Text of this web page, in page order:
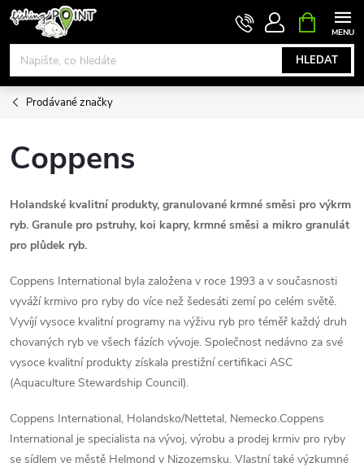
Přejít
obsah
HLEDAT
NÁKUPNÍ
KOŠÍK
Prodávané značky
Coppens
Holandské kvalitní produkty, granulované krmné směsi pro výkrm
ryb. Granule pro pstruhy, koi kapry, krmné směsi a mikro granulát
pro plůdek ryb.
Coppens International byla založena v roce 1993 a v současnosti
vyváží krmivo pro ryby do více než šedesáti zemí po celém světě.
Vyvíjí vysoce kvalitní programy na výživu ryb pro téměř každý druh
chovaných ryb ve všech fázích vývoje. Společnost nedávno za své
vysoce kvalitní produkty získala prestižní certifikaci ASC
(Aquaculture Stewardship Council).
Coppens International, Holandsko/Nettetal, Nemecko.Coppens
International je specialista na vývoj, výrobu a prodej krmiv pro ryby
se sídlem ve městě Helmond v Nizozemsku. Vlastní také výzkumné